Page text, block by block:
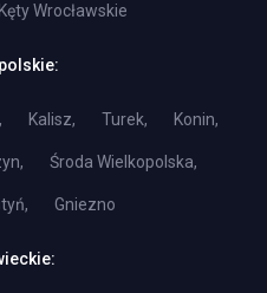
Kęty Wrocławskie
Kalisz, Turek, Konin,
Środa Wielkopolska,
Gniezno